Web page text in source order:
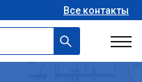
Все контакты